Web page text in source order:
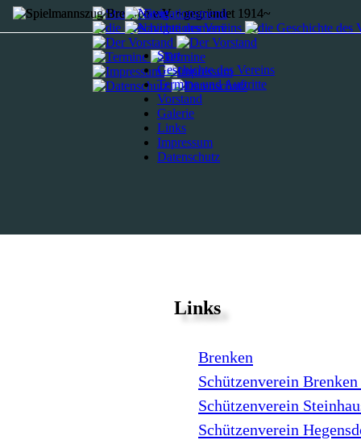
Links
Brenken
Schützenverein Brenken
Schützenverein
Schützenverein
Start
Geschichte des Vereins
Termine und Auftritte
Vorstand
Galerie
Links
Impressum
Datenschutz